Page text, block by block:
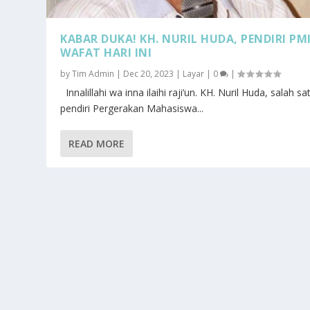
KABAR DUKA! KH. NURIL HUDA, PENDIRI
WAFAT HARI INI
byTim Admin | Dec 20, 2023 | Layar | 0 |
Innalillahi wa inna ilaihi raji’un. KH. Nuril Huda, salah
pendiri Pergerakan Mahasiswa...
READ MORE